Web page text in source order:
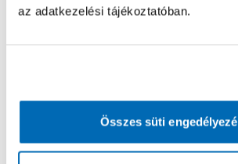
az adatkezelési tájékoztatóban.
Összes süti